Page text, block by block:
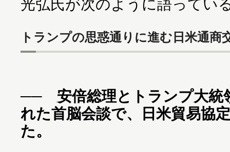
光弘氏が次のように語ってい
トランプの思惑通りに進む日米通商
── 安倍総理とトランプ大統
れた首脳会談で、日米貿易協
た。